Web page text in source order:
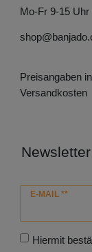
Mo-Fr 9-15 Uhr
Preisangaben
Versandkosten
E-MAIL **
Newsletter
Hiermit